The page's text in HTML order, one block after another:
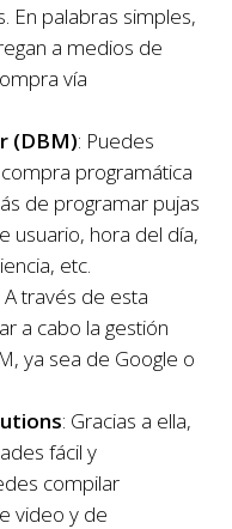
En palabras simples,
a medios de
vía
(DBM): Puedes
programática
de programar pujas
usuario, hora del día,
etc.
A través de esta
a cabo la gestión
ya sea de Google o
: Gracias a ella,
fácil y
compilar
video y de